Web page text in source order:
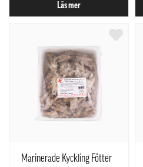
Läs mer
Marinerade Kyckling Fötter